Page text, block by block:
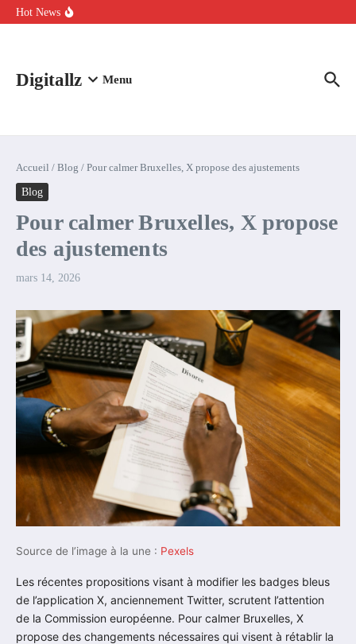
Aller au contenu
Hot News
Comment l’IA simplifie la data de caisse pour la transformer en
Digitallz Menu
Accueil / Blog / Pour calmer Bruxelles, X propose des ajustements
Blog
Pour calmer Bruxelles, X propose
des ajustements
mars 14, 2026
Source de l’image à la une : Pexels
Les récentes propositions visant à modifier les badges bleus
de l’application X, anciennement Twitter, scrutent l’attention
de la Commission européenne. Pour calmer Bruxelles, X
propose des changements nécessaires qui visent à rétablir la